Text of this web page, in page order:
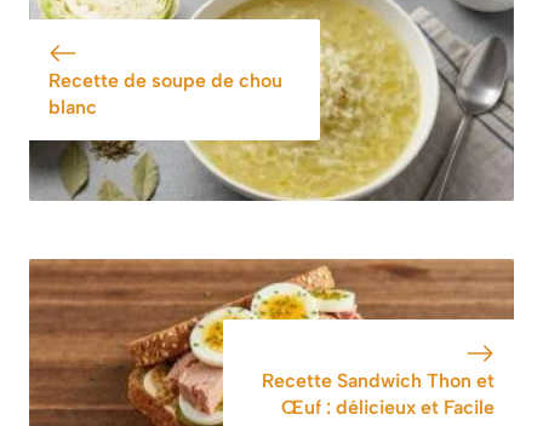
noisettes, un
classique italien
revisité
Recette de soupe de chou
blanc
Recette Sandwich Thon et
Œuf : délicieux et Facile